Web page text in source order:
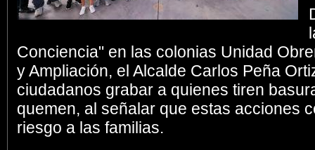
Conciencia" en las colonias Unidad
y Ampliación, el Alcalde Carlos Peña
ciudadanos grabar a quienes tiren
quemen, al señalar que estas acciones
riesgo a las familias.